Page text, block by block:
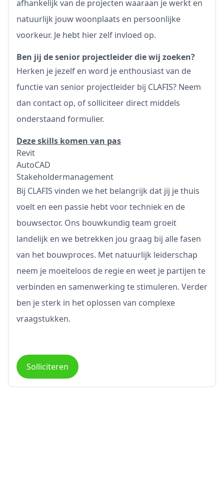
afhankelijk van de projecten waaraan je werkt en
natuurlijk jouw woonplaats en persoonlijke
voorkeur. Je hebt hier zelf invloed op.
Ben jij de senior projectleider die wij zoeken?
Herken je jezelf en word je enthousiast van de
functie van senior projectleider bij CLAFIS? Neem
dan contact op, of solliciteer direct middels
onderstaand formulier.
Deze skills komen van pas
Revit
AutoCAD
Stakeholdermanagement
Bij CLAFIS vinden we het belangrijk dat jij je thuis
voelt en een passie hebt voor techniek en de
bouwsector. Ons bouwkundig team groeit
landelijk en we betrekken jou graag bij alle fasen
van het bouwproces. Met natuurlijk leiderschap
neem je moeiteloos de regie en weet je partijen te
verbinden en samenwerking te stimuleren. Verder
ben je sterk in het oplossen van complexe
vraagstukken.
Solliciteren